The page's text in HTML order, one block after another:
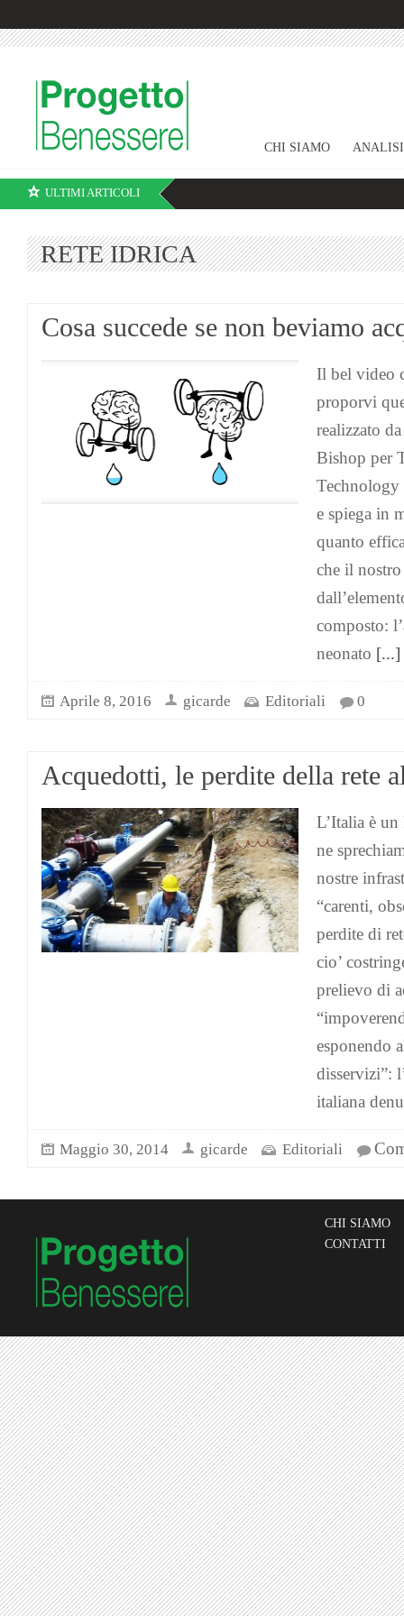
CHI SIAMO ANALISI
ULTIMI ARTICOLI
RETE IDRICA
Cosa succede se non beviamo
Il bel video
proporvi
realizzato
Bishop per
Technology
e spiega in
quanto
che il
composto:
neonato [...]
Aprile 8, 2016 gicarde Editoriali 0
Acquedotti, le perdite della rete
L’Italia è un
ne
nostre
“carenti,
perdite di
cio’
prelievo di
esponendo
disservizi”:
italiana
Maggio 30, 2014 gicarde Editoriali
CHI SIAMO
CONTATTI